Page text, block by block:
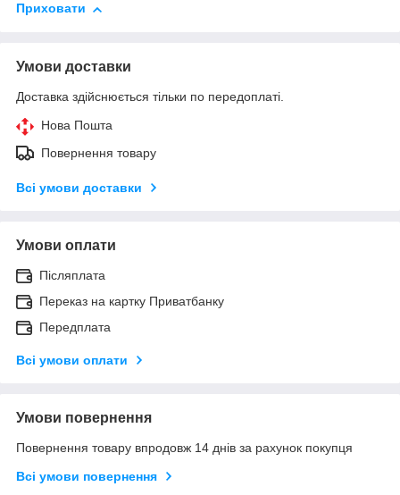
Приховати
Умови доставки
Доставка здійснюється тільки по передоплаті.
Нова Пошта
Повернення товару
Всі умови доставки
Умови оплати
Післяплата
Переказ на картку Приватбанку
Передплата
Всі умови оплати
Умови повернення
Повернення товару впродовж 14 днів за рахунок покупця
Всі умови повернення